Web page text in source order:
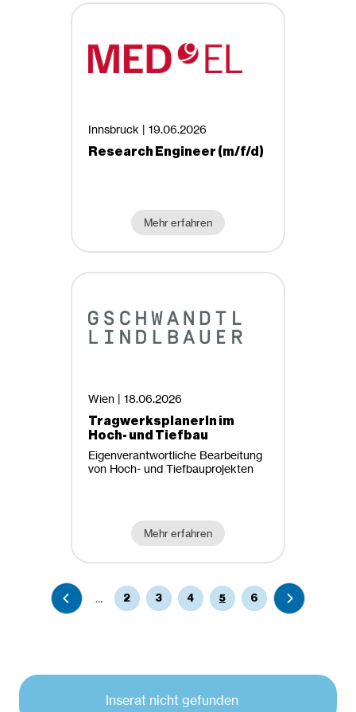
Innsbruck | 19.06.2026
Research Engineer (m/f/d)
Mehr erfahren
Wien | 18.06.2026
TragwerksplanerIn im
Hoch- und Tiefbau
Eigenverantwortliche Bearbeitung
von Hoch- und Tiefbauprojekten
Mehr erfahren
… 2 3 4 5 6
Inserat nicht gefunden